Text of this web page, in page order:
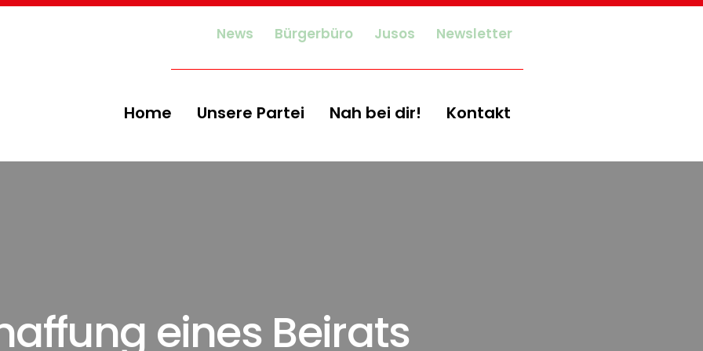
News Bürgerbüro Jusos Newsletter
Home Unsere Partei Nah bei dir! Kontakt
eines Beirats